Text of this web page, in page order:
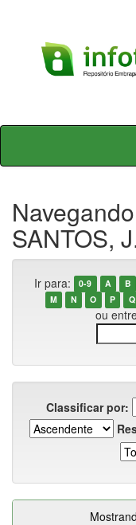
Skip
SANTOS,
Ir para: 0-9 A B
M
N O P Q
ou
Classificar por: